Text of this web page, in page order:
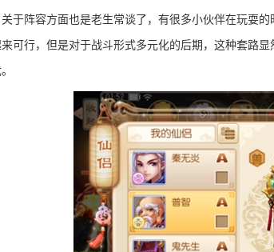
关于阵容方面也是老生常谈了，有很多小伙伴在玩耍
可行，但是对于战斗形式多元化的后期，这种套路